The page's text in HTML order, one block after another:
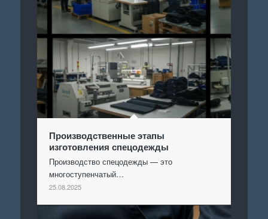
Производственные этапы
изготовления спецодежды
Производство спецодежды — это
многоступенчатый…
25.08.2025